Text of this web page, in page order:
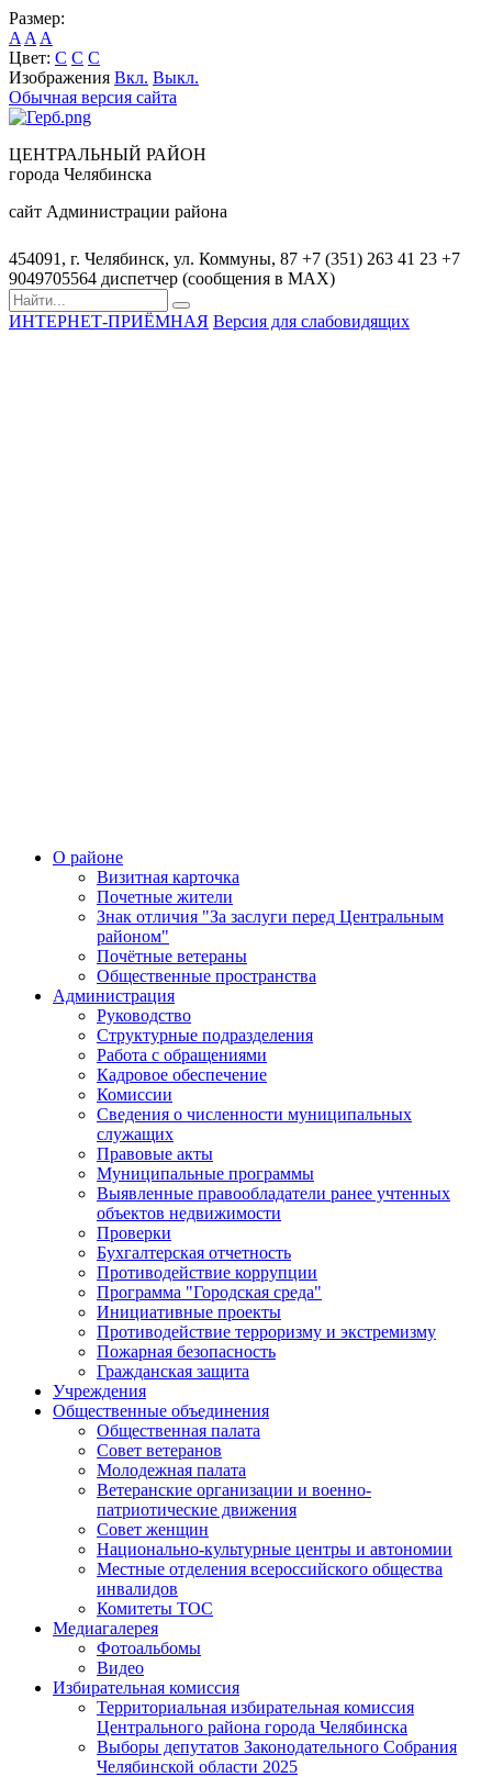
Размер:
A A A
Цвет: C C C
Изображения Вкл. Выкл.
Обычная версия сайта
ЦЕНТРАЛЬНЫЙ РАЙОН
города Челябинска
сайт Администрации района
454091, г. Челябинск, ул. Коммуны, 87 +7 (351) 263 41 23 +7
9049705564 диспетчер (сообщения в MAX)
ИНТЕРНЕТ-ПРИЁМНАЯ Версия для слабовидящих
О районе
Визитная карточка
Почетные жители
Знак отличия "За заслуги перед Центральным
районом"
Почётные ветераны
Общественные пространства
Администрация
Руководство
Структурные подразделения
Работа с обращениями
Кадровое обеспечение
Комиссии
Сведения о численности муниципальных
служащих
Правовые акты
Муниципальные программы
Выявленные правообладатели ранее учтенных
объектов недвижимости
Проверки
Бухгалтерская отчетность
Противодействие коррупции
Программа "Городская среда"
Инициативные проекты
Противодействие терроризму и экстремизму
Пожарная безопасность
Гражданская защита
Учреждения
Общественные объединения
Общественная палата
Совет ветеранов
Молодежная палата
Ветеранские организации и военно-
патриотические движения
Совет женщин
Национально-культурные центры и автономии
Местные отделения всероссийского общества
инвалидов
Комитеты ТОС
Медиагалерея
Фотоальбомы
Видео
Избирательная комиссия
Территориальная избирательная комиссия
Центрального района города Челябинска
Выборы депутатов Законодательного Собрания
Челябинской области 2025